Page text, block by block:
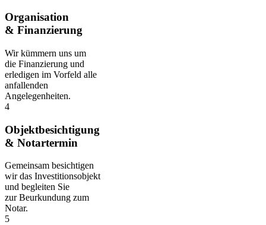
Organisation
& Finanzierung
Wir kümmern uns um
die Finanzierung und
erledigen im Vorfeld alle
anfallenden
Angelegenheiten.
4
Objektbesichtigung
& Notartermin
Gemeinsam besichtigen
wir das Investitionsobjekt
und begleiten Sie
zur Beurkundung zum
Notar.
5